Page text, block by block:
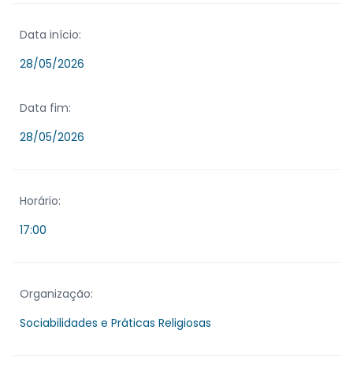
Data início:
28/05/2026
Data fim:
28/05/2026
Horário:
17:00
Organização:
Sociabilidades e Práticas Religiosas